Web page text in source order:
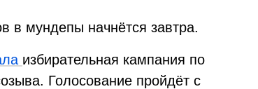
в мундепы начнётся завтра.
избирательная кампания по
Голосование пройдёт с